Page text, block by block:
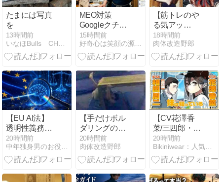
たまには写真
を
13時間前
いなほBulls CHOの日記
MEO対策
Googleクチコ
ミ集客の教科
書 ビジネス書
15時間前
好奇心は笑顔の源！話題のアイテムと時事ネタ日記
【筋トレのや
る気アッ
プ！】デカス
ゴ筋肉ボディ
ビルダー達の
ォーアフター
18時間前
肉体改造野郎
【EU AI法】
透明性義務が
適用開始！日
本が直面する
新ルールと実
20時間前
中年独身男のお役立ち情報局
【手だけボル
ダリングのや
る気アッ
プ！】手だけ
机ボルダリン
20時間前
肉体改造野郎
【CV花澤香
菜/三四郎・相
田周二】『妹
は知ってい
る』うちのお
界で一番面白
20時間前
Bikiniwear：人気のグラビア・ビキニ女優の動画サイト